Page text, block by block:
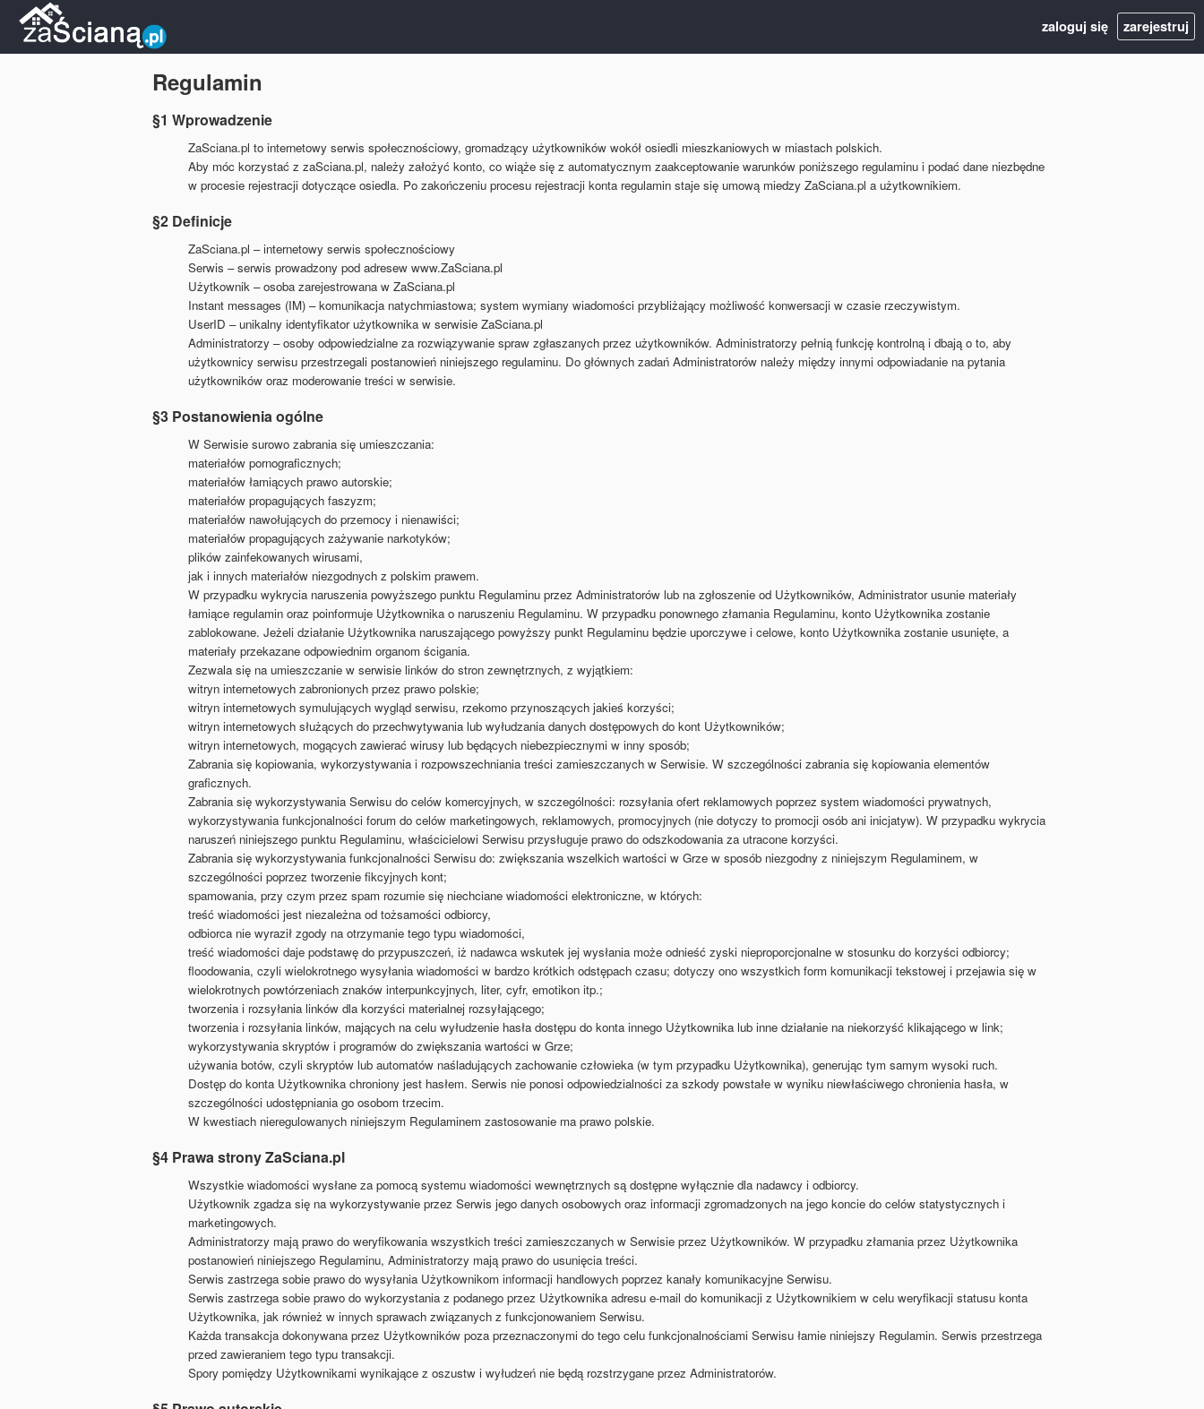
zaloguj się zarejestruj
Regulamin
§1 Wprowadzenie
ZaSciana.pl to internetowy serwis społecznościowy, gromadzący użytkowników wokół osiedli mieszkaniowych w miastach polskich.
Aby móc korzystać z zaSciana.pl, należy założyć konto, co wiąże się z automatycznym zaakceptowanie warunków poniższego regulaminu i podać dane niezbędne
w procesie rejestracji dotyczące osiedla. Po zakończeniu procesu rejestracji konta regulamin staje się umową miedzy ZaSciana.pl a użytkownikiem.
§2 Definicje
ZaSciana.pl – internetowy serwis społecznościowy
Serwis – serwis prowadzony pod adresew www.ZaSciana.pl
Użytkownik – osoba zarejestrowana w ZaSciana.pl
Instant messages (IM) – komunikacja natychmiastowa; system wymiany wiadomości przybliżający możliwość konwersacji w czasie rzeczywistym.
UserID – unikalny identyfikator użytkownika w serwisie ZaSciana.pl
Administratorzy – osoby odpowiedzialne za rozwiązywanie spraw zgłaszanych przez użytkowników. Administratorzy pełnią funkcję kontrolną i dbają o to, aby
użytkownicy serwisu przestrzegali postanowień niniejszego regulaminu. Do głównych zadań Administratorów należy między innymi odpowiadanie na pytania
użytkowników oraz moderowanie treści w serwisie.
§3 Postanowienia ogólne
W Serwisie surowo zabrania się umieszczania:
materiałów pornograficznych;
materiałów łamiących prawo autorskie;
materiałów propagujących faszyzm;
materiałów nawołujących do przemocy i nienawiści;
materiałów propagujących zażywanie narkotyków;
plików zainfekowanych wirusami,
jak i innych materiałów niezgodnych z polskim prawem.
W przypadku wykrycia naruszenia powyższego punktu Regulaminu przez Administratorów lub na zgłoszenie od Użytkowników, Administrator usunie materiały
łamiące regulamin oraz poinformuje Użytkownika o naruszeniu Regulaminu. W przypadku ponownego złamania Regulaminu, konto Użytkownika zostanie
zablokowane. Jeżeli działanie Użytkownika naruszającego powyższy punkt Regulaminu będzie uporczywe i celowe, konto Użytkownika zostanie usunięte, a
materiały przekazane odpowiednim organom ścigania.
Zezwala się na umieszczanie w serwisie linków do stron zewnętrznych, z wyjątkiem:
witryn internetowych zabronionych przez prawo polskie;
witryn internetowych symulujących wygląd serwisu, rzekomo przynoszących jakieś korzyści;
witryn internetowych służących do przechwytywania lub wyłudzania danych dostępowych do kont Użytkowników;
witryn internetowych, mogących zawierać wirusy lub będących niebezpiecznymi w inny sposób;
Zabrania się kopiowania, wykorzystywania i rozpowszechniania treści zamieszczanych w Serwisie. W szczególności zabrania się kopiowania elementów
graficznych.
Zabrania się wykorzystywania Serwisu do celów komercyjnych, w szczególności: rozsyłania ofert reklamowych poprzez system wiadomości prywatnych,
wykorzystywania funkcjonalności forum do celów marketingowych, reklamowych, promocyjnych (nie dotyczy to promocji osób ani inicjatyw). W przypadku wykrycia
naruszeń niniejszego punktu Regulaminu, właścicielowi Serwisu przysługuje prawo do odszkodowania za utracone korzyści.
Zabrania się wykorzystywania funkcjonalności Serwisu do: zwiększania wszelkich wartości w Grze w sposób niezgodny z niniejszym Regulaminem, w
szczególności poprzez tworzenie fikcyjnych kont;
spamowania, przy czym przez spam rozumie się niechciane wiadomości elektroniczne, w których:
treść wiadomości jest niezależna od tożsamości odbiorcy,
odbiorca nie wyraził zgody na otrzymanie tego typu wiadomości,
treść wiadomości daje podstawę do przypuszczeń, iż nadawca wskutek jej wysłania może odnieść zyski nieproporcjonalne w stosunku do korzyści odbiorcy;
floodowania, czyli wielokrotnego wysyłania wiadomości w bardzo krótkich odstępach czasu; dotyczy ono wszystkich form komunikacji tekstowej i przejawia się w
wielokrotnych powtórzeniach znaków interpunkcyjnych, liter, cyfr, emotikon itp.;
tworzenia i rozsyłania linków dla korzyści materialnej rozsyłającego;
tworzenia i rozsyłania linków, mających na celu wyłudzenie hasła dostępu do konta innego Użytkownika lub inne działanie na niekorzyść klikającego w link;
wykorzystywania skryptów i programów do zwiększania wartości w Grze;
używania botów, czyli skryptów lub automatów naśladujących zachowanie człowieka (w tym przypadku Użytkownika), generując tym samym wysoki ruch.
Dostęp do konta Użytkownika chroniony jest hasłem. Serwis nie ponosi odpowiedzialności za szkody powstałe w wyniku niewłaściwego chronienia hasła, w
szczególności udostępniania go osobom trzecim.
W kwestiach nieregulowanych niniejszym Regulaminem zastosowanie ma prawo polskie.
§4 Prawa strony ZaSciana.pl
Wszystkie wiadomości wysłane za pomocą systemu wiadomości wewnętrznych są dostępne wyłącznie dla nadawcy i odbiorcy.
Użytkownik zgadza się na wykorzystywanie przez Serwis jego danych osobowych oraz informacji zgromadzonych na jego koncie do celów statystycznych i
marketingowych.
Administratorzy mają prawo do weryfikowania wszystkich treści zamieszczanych w Serwisie przez Użytkowników. W przypadku złamania przez Użytkownika
postanowień niniejszego Regulaminu, Administratorzy mają prawo do usunięcia treści.
Serwis zastrzega sobie prawo do wysyłania Użytkownikom informacji handlowych poprzez kanały komunikacyjne Serwisu.
Serwis zastrzega sobie prawo do wykorzystania z podanego przez Użytkownika adresu e-mail do komunikacji z Użytkownikiem w celu weryfikacji statusu konta
Użytkownika, jak również w innych sprawach związanych z funkcjonowaniem Serwisu.
Każda transakcja dokonywana przez Użytkowników poza przeznaczonymi do tego celu funkcjonalnościami Serwisu łamie niniejszy Regulamin. Serwis przestrzega
przed zawieraniem tego typu transakcji.
Spory pomiędzy Użytkownikami wynikające z oszustw i wyłudzeń nie będą rozstrzygane przez Administratorów.